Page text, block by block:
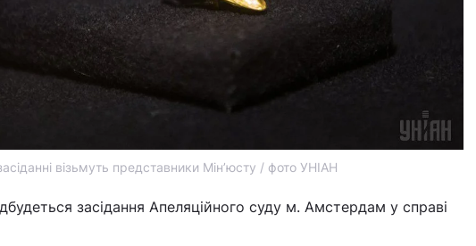
візьмуть представники Мін’юсту / фото УНІАН
засідання Апеляційного суду м. Амстердам у справі